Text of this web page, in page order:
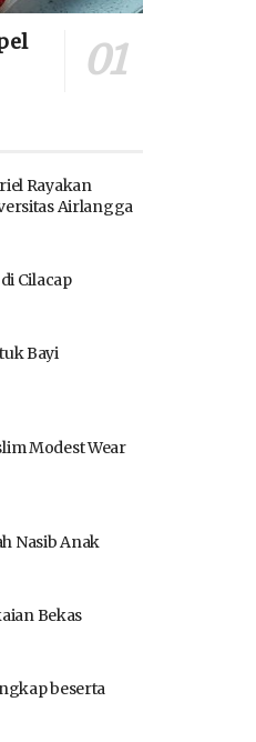
Rayakan
Airlangga
Cilacap
Bayi
Modest Wear
Nasib Anak
Bekas
beserta